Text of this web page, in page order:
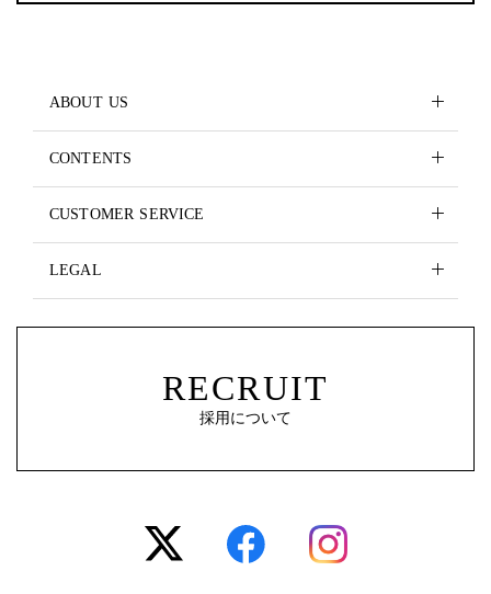
ABOUT US
CONTENTS
CUSTOMER SERVICE
LEGAL
RECRUIT
採用について